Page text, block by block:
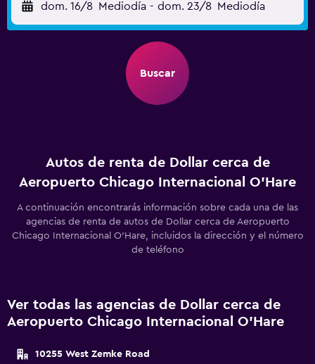
dom. 16/8 Mediodía - dom. 23/8 Mediodía
Buscar
Autos de renta de Dollar cerca de
Aeropuerto Chicago Internacional O'Hare
A continuación encontrarás información sobre cada una de las
agencias de renta de autos de Dollar cerca de Aeropuerto
Chicago Internacional O'Hare, incluidos la dirección y el número
de teléfono
Ver todas las agencias de Dollar cerca de
Aeropuerto Chicago Internacional O'Hare
10255 West Zemke Road